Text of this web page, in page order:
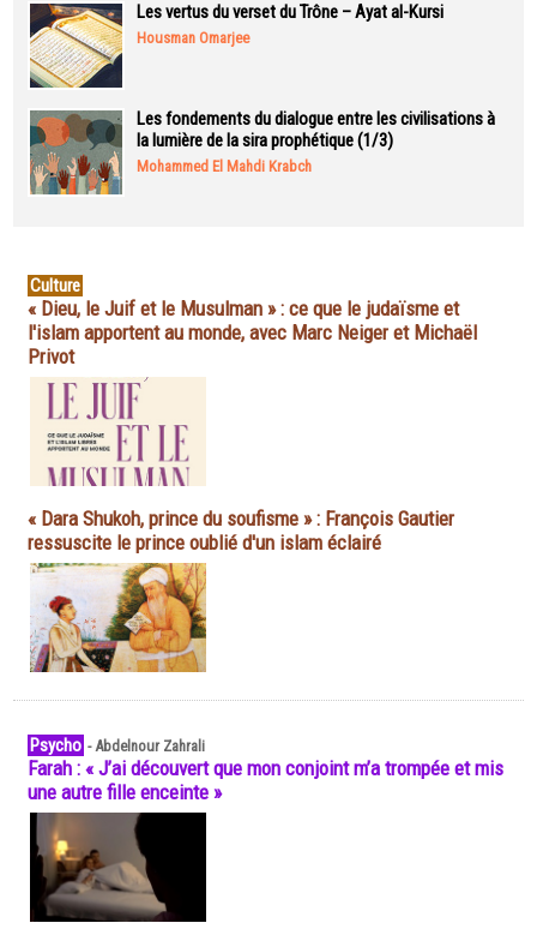
Les vertus du verset du Trône – Ayat al-Kursi
Housman Omarjee
Les fondements du dialogue entre les civilisations à
la lumière de la sira prophétique (1/3)
Mohammed El Mahdi Krabch
Culture
« Dieu, le Juif et le Musulman » : ce que le judaïsme et
l'islam apportent au monde, avec Marc Neiger et Michaël
Privot
« Dara Shukoh, prince du soufisme » : François Gautier
ressuscite le prince oublié d'un islam éclairé
Psycho -Abdelnour Zahrali
Farah : « J’ai découvert que mon conjoint m’a trompée et mis
une autre fille enceinte »